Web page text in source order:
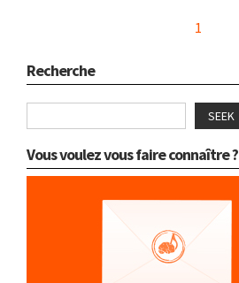
1
Recherche
SEEK
Vous voulez vous faire connaître ?